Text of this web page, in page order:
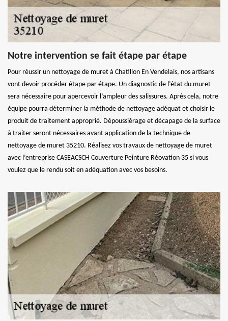
Notre intervention se fait étape par étape
Pour réussir un nettoyage de muret à Chatillon En Vendelais, nos artisans
vont devoir procéder étape par étape. Un diagnostic de l’état du muret
sera nécessaire pour apercevoir l’ampleur des salissures. Après cela, notre
équipe pourra déterminer la méthode de nettoyage adéquat et choisir le
produit de traitement approprié. Dépoussiérage et décapage de la surface
à traiter seront nécessaires avant application de la technique de
nettoyage de muret 35210. Réalisez vos travaux de nettoyage de muret
avec l’entreprise CASEACSCH Couverture Peinture Réovation 35 si vous
voulez que le rendu soit en adéquation avec vos besoins.